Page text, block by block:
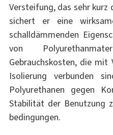
Versteifung, das sehr kurz
sichert er eine
schalldämmenden
von
Gebrauchskosten, die
Isolierung verbunden
Polyurethanen gegen
Stabilität der Benutzung
bedingungen.